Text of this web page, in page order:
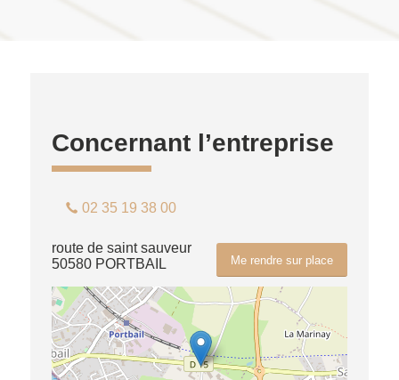
Concernant l’entreprise
02 35 19 38 00
Me rendre sur place
route de saint sauveur
50580 PORTBAIL